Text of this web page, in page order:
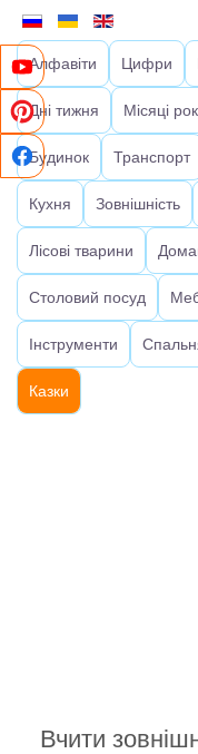
Алфавіти Цифри
Дні тижня Місяці
Будинок Транспорт
Кухня Зовнішність
Лісові тварини
Столовий посуд
Інструменти
Казки
Вчити